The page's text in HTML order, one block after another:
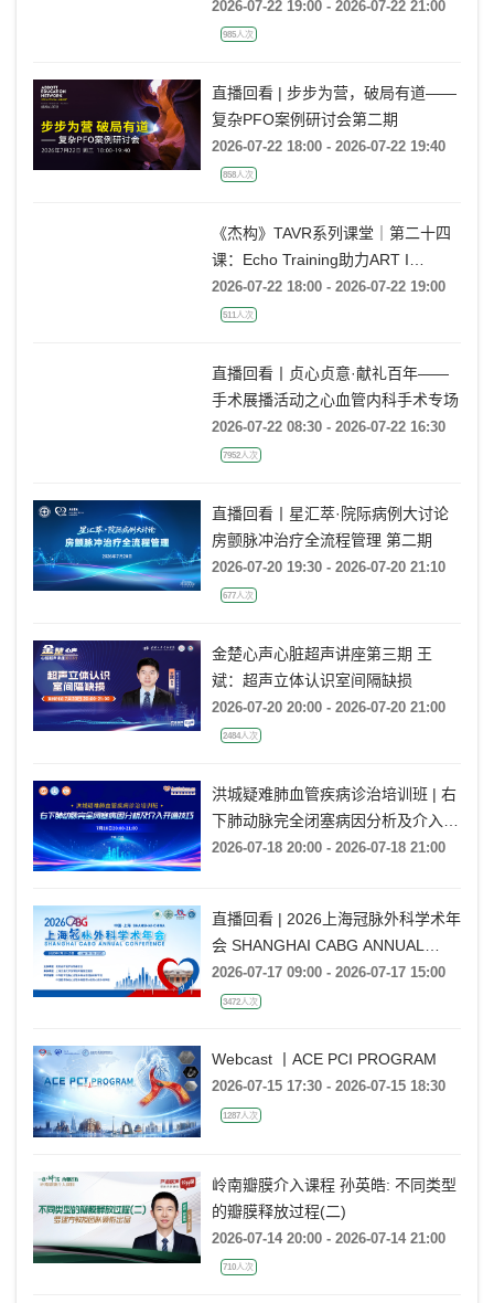
2026-07-22 19:00 - 2026-07-22 21:00
985人次
直播回看 | 步步为营，破局有道——
复杂PFO案例研讨会第二期
2026-07-22 18:00 - 2026-07-22 19:40
858人次
《杰构》TAVR系列课堂｜第二十四
课：Echo Training助力ART I
Rebecca T. Hahn教授《主动脉瓣反
流的超声培训：从病理机制到临床诊
2026-07-22 18:00 - 2026-07-22 19:00
511人次
直播回看丨贞心贞意·献礼百年——
手术展播活动之心血管内科手术专场
2026-07-22 08:30 - 2026-07-22 16:30
7952人次
直播回看丨星汇萃·院际病例大讨论
房颤脉冲治疗全流程管理 第二期
2026-07-20 19:30 - 2026-07-20 21:10
677人次
金楚心声心脏超声讲座第三期 王
斌：超声立体认识室间隔缺损
2026-07-20 20:00 - 2026-07-20 21:00
2484人次
洪城疑难肺血管疾病诊治培训班 | 右
下肺动脉完全闭塞病因分析及介入开
通技巧
2026-07-18 20:00 - 2026-07-18 21:00
直播回看 | 2026上海冠脉外科学术年
会 SHANGHAI CABG ANNUAL
CONFERENCE
2026-07-17 09:00 - 2026-07-17 15:00
3472人次
Webcast 丨ACE PCI PROGRAM
2026-07-15 17:30 - 2026-07-15 18:30
1287人次
岭南瓣膜介入课程 孙英皓: 不同类型
的瓣膜释放过程(二)
2026-07-14 20:00 - 2026-07-14 21:00
710人次